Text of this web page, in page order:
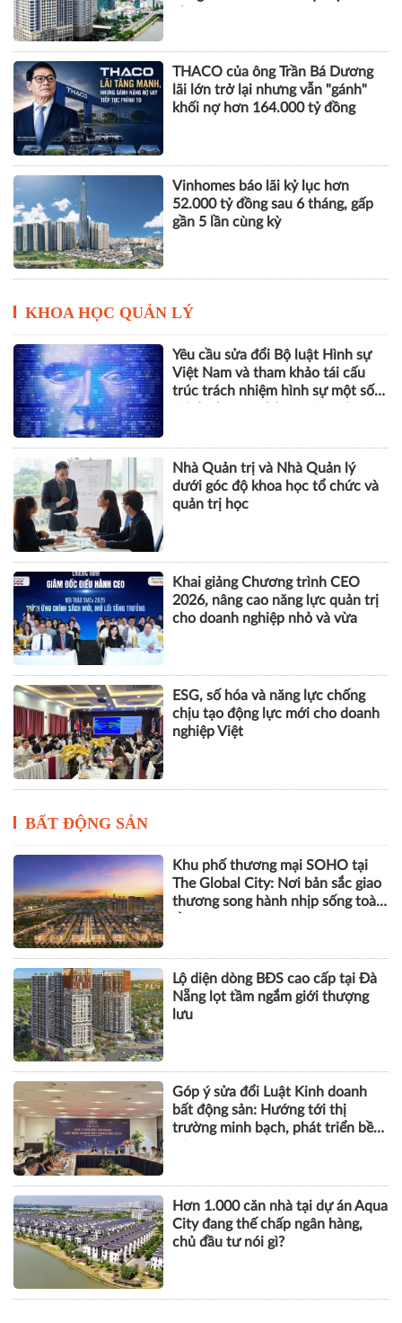
THACO của ông Trần Bá Dương
lãi lớn trở lại nhưng vẫn "gánh"
khối nợ hơn 164.000 tỷ đồng
Vinhomes báo lãi kỷ lục hơn
52.000 tỷ đồng sau 6 tháng, gấp
gần 5 lần cùng kỳ
KHOA HỌC QUẢN LÝ
Yêu cầu sửa đổi Bộ luật Hình sự
Việt Nam và tham khảo tái cấu
trúc trách nhiệm hình sự một số
Nhà Quản trị và Nhà Quản lý
dưới góc độ khoa học tổ chức và
quản trị học
Khai giảng Chương trình CEO
2026, nâng cao năng lực quản trị
cho doanh nghiệp nhỏ và vừa
ESG, số hóa và năng lực chống
chịu tạo động lực mới cho doanh
nghiệp Việt
BẤT ĐỘNG SẢN
Khu phố thương mại SOHO tại
The Global City: Nơi bản sắc giao
thương song hành nhịp sống toàn
Lộ diện dòng BĐS cao cấp tại Đà
Nẵng lọt tầm ngắm giới thượng
lưu
Góp ý sửa đổi Luật Kinh doanh
bất động sản: Hướng tới thị
trường minh bạch, phát triển bền
Hơn 1.000 căn nhà tại dự án Aqua
City đang thế chấp ngân hàng,
chủ đầu tư nói gì?